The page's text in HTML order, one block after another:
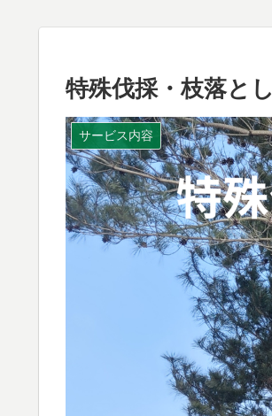
特殊伐採・枝落とし
サービス内容